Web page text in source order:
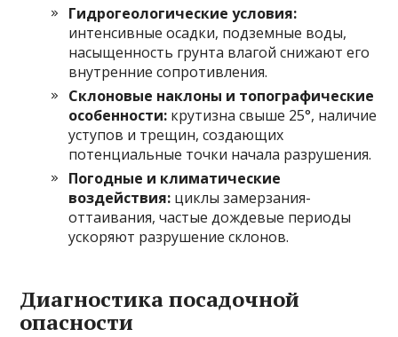
Гидрогеологические условия:
интенсивные осадки, подземные воды,
насыщенность грунта влагой снижают его
внутренние сопротивления.
Склоновые наклоны и топографические
особенности: крутизна свыше 25°, наличие
уступов и трещин, создающих
потенциальные точки начала разрушения.
Погодные и климатические
воздействия: циклы замерзания-
оттаивания, частые дождевые периоды
ускоряют разрушение склонов.
Диагностика посадочной
опасности